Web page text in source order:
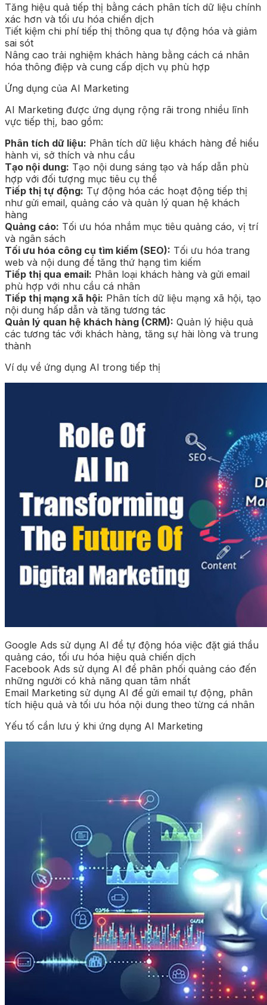
Tăng hiệu quả tiếp thị bằng cách phân tích dữ liệu chính
xác hơn và tối ưu hóa chiến dịch
Tiết kiệm chi phí tiếp thị thông qua tự động hóa và giảm
sai sót
Nâng cao trải nghiệm khách hàng bằng cách cá nhân
hóa thông điệp và cung cấp dịch vụ phù hợp
Ứng dụng của AI Marketing
AI Marketing được ứng dụng rộng rãi trong nhiều lĩnh
vực tiếp thị, bao gồm:
Phân tích dữ liệu: Phân tích dữ liệu khách hàng để hiểu
hành vi, sở thích và nhu cầu
Tạo nội dung: Tạo nội dung sáng tạo và hấp dẫn phù
hợp với đối tượng mục tiêu cụ thể
Tiếp thị tự động: Tự động hóa các hoạt động tiếp thị
như gửi email, quảng cáo và quản lý quan hệ khách
hàng
Quảng cáo: Tối ưu hóa nhắm mục tiêu quảng cáo, vị trí
và ngân sách
Tối ưu hóa công cụ tìm kiếm (SEO): Tối ưu hóa trang
web và nội dung để tăng thứ hạng tìm kiếm
Tiếp thị qua email: Phân loại khách hàng và gửi email
phù hợp với nhu cầu cá nhân
Tiếp thị mạng xã hội: Phân tích dữ liệu mạng xã hội, tạo
nội dung hấp dẫn và tăng tương tác
Quản lý quan hệ khách hàng (CRM): Quản lý hiệu quả
các tương tác với khách hàng, tăng sự hài lòng và trung
thành
Ví dụ về ứng dụng AI trong tiếp thị
Google Ads sử dụng AI để tự động hóa việc đặt giá thầu
quảng cáo, tối ưu hóa hiệu quả chiến dịch
Facebook Ads sử dụng AI để phân phối quảng cáo đến
những người có khả năng quan tâm nhất
Email Marketing sử dụng AI để gửi email tự động, phân
tích hiệu quả và tối ưu hóa nội dung theo từng cá nhân
Yếu tố cần lưu ý khi ứng dụng AI Marketing